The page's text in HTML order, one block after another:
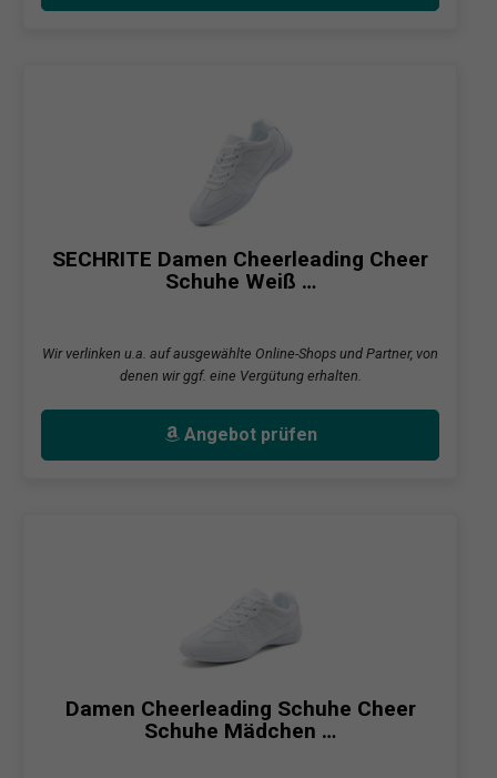
SECHRITE Damen Cheerleading Cheer
Schuhe Weiß …
Wir verlinken u.a. auf ausgewählte Online-Shops und Partner, von
denen wir ggf. eine Vergütung erhalten.
Angebot prüfen
Damen Cheerleading Schuhe Cheer
Schuhe Mädchen …